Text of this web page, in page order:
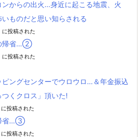
ンからの出火…身近に起こる地震、火
ものだと思い知らされる
投稿された
帰省…②
投稿された
ピングセンターでウロウロ…＆年金振込
くクロス」頂いた!
投稿された
省…③
投稿された